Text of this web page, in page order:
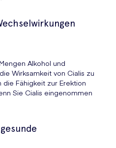
Alkohol und
Wirksamkeit von Cialis zu
Fähigkeit zur Erektion
Sie Cialis eingenommen